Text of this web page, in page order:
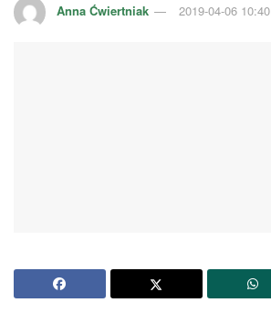
Anna Ćwiertniak 2019-04-06 10:40